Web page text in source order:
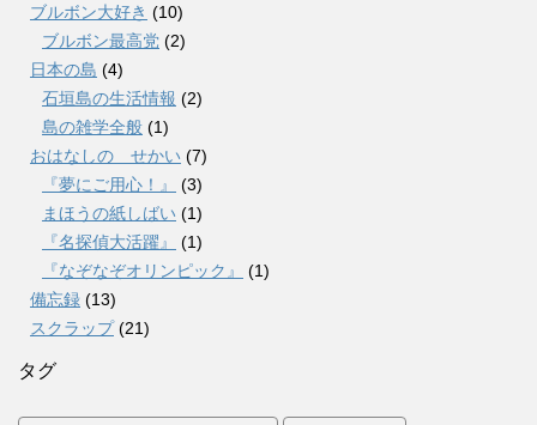
ブルボン大好き (10)
ブルボン最高党 (2)
日本の島 (4)
石垣島の生活情報 (2)
島の雑学全般 (1)
おはなしの せかい (7)
『夢にご用心！』
(3)
まほうの紙しばい (1)
『名探偵大活躍』
(1)
『なぞなぞオリンピック』
(1)
備忘録 (13)
スクラップ(21)
タグ